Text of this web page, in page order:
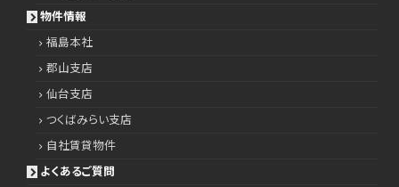
物件情報
福島本社
郡山支店
仙台支店
つくばみらい支店
自社賃貸物件
よくあるご質問